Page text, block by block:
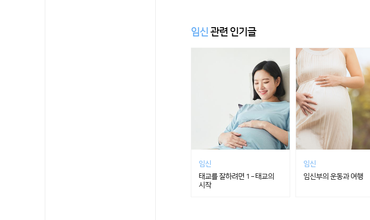
임신 관련 인기글
임신
태교를 잘하려면 1 – 태교의
시작
임신
임신부의 운동과 여행